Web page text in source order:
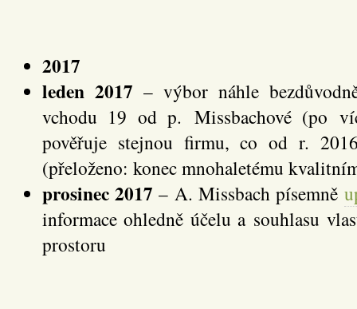
2017
leden 2017 – výbor náhle
vchodu 19 od p. Missbachové (po
pověřuje stejnou firmu, co od r.
(přeloženo: konec mnohaletému
prosinec 2017 – A. Missbach písemně
informace ohledně účelu a souhlasu
prostoru